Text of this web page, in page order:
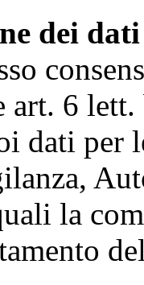
dei dati
art. 6
dati per
la